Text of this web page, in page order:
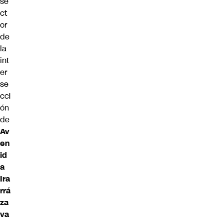
ct
or
de
la
int
er
se
cci
ón
de
Av
en
id
a
Ira
rrá
za
va